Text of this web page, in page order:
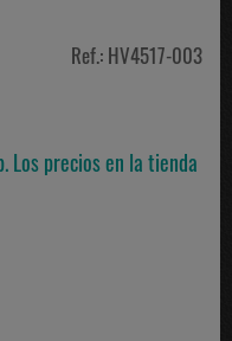
Ref.: HV4517-003
Los precios en la tienda